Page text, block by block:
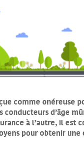
comme onéreuse
conducteurs d’âge
à l’autre, il
pour obtenir